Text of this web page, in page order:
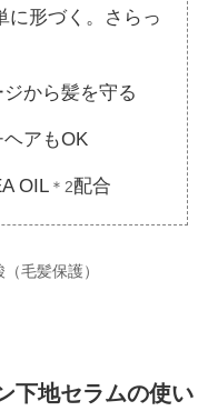
に形づく。さらっ
から髪を守る
アもOK
OIL ＊2配合
毛髪保護）
下地セラムの使い